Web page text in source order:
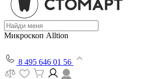
Микроскоп Alltion
8 495 646 01 56